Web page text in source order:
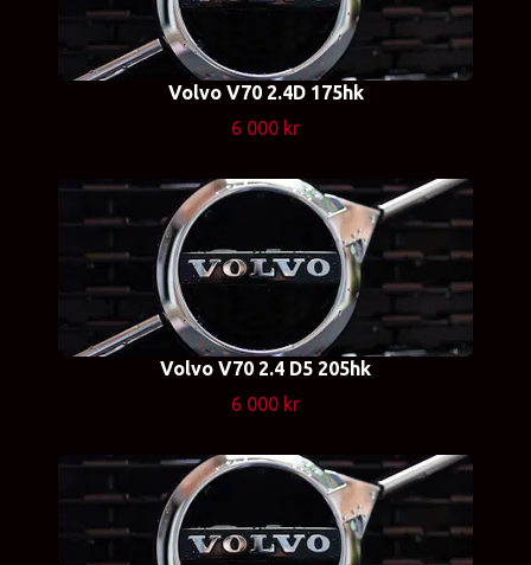
Volvo V70 2.4D 175hk
6 000 kr
Volvo V70 2.4 D5 205hk
6 000 kr